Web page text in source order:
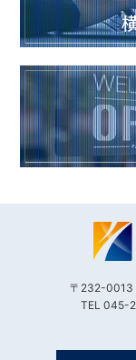
〒232-0013
TEL 045-